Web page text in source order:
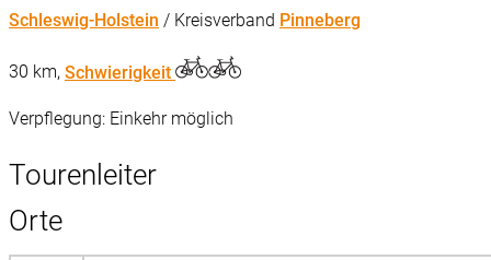
Schleswig-Holstein / Kreisverband Pinneberg
30 km, Schwierigkeit
Verpflegung: Einkehr möglich
Tourenleiter
Orte